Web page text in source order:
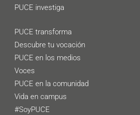
PUCE investiga
PUCE transforma
Descubre tu vocación
PUCE en los medios
Voces
PUCE en la comunidad
Vida en campus
#SoyPUCE